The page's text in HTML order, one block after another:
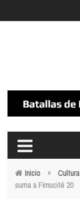
Usted está aquí
Inicio » Cultura
suma a Fimucité 20